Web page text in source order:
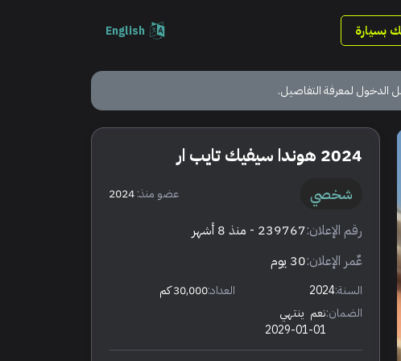
بسيارة English
الدخول لمعرفة التفاصيل.
2024 هوندا سيفيك تايب ار
شخصي عضو منذ:2024
رقم الإعلان:239767 - منذ 8 أشهر
عٌمر الإعلان:30 يوم
السنة:2024 العداد:30,000 كم
الضمان:نعم ينتهي
2029-01-01